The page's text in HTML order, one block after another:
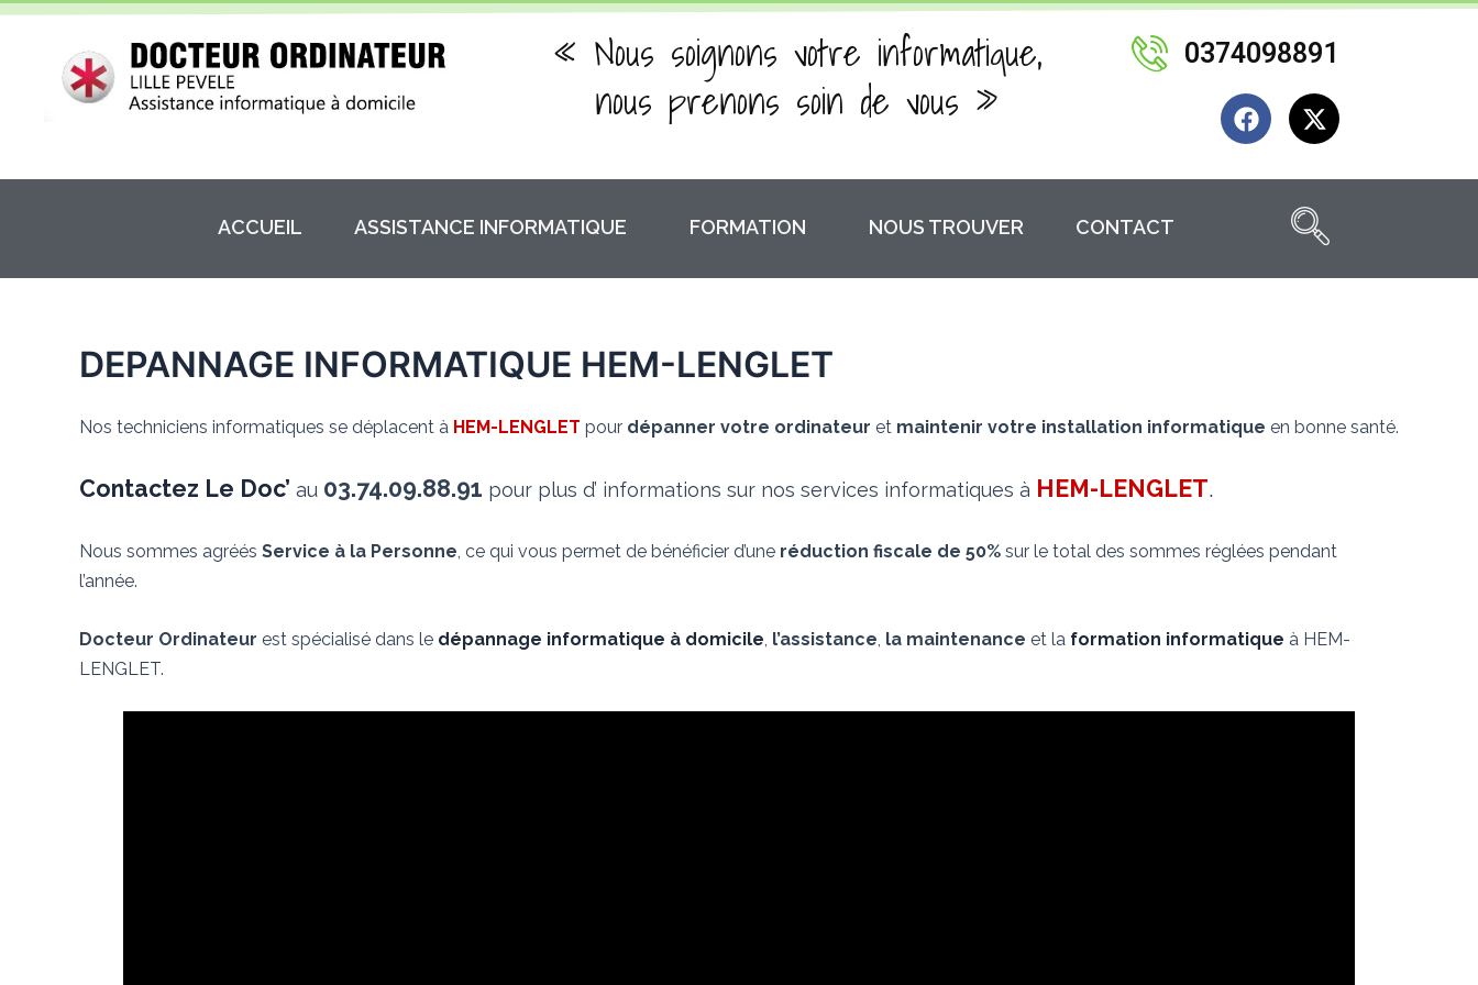
Aller
contenu
« Nous soignons votre informatique,
nous prenons soin de vous »
0374098891
F
a
e
k
X
-
w
i
t
e
ACCUEIL ASSISTANCE INFORMATIQUE FORMATION NOUS TROUVER CONTACT
DEPANNAGE INFORMATIQUE HEM-LENGLET
Nos techniciens informatiques se déplacent à HEM-LENGLET pour dépanner votre ordinateur et maintenir votre installation informatique en bonne santé.
Contactez Le Doc’ au 03.74.09.88.91 pour plus d’ informations sur nos services informatiques à HEM-LENGLET.
Nous sommes agréés Service à la Personne, ce qui vous permet de bénéficier d’une réduction fiscale de 50% sur le total des sommes réglées pendant
l’année.
Docteur Ordinateur est spécialisé dans le dépannage informatique à domicile l’assistance la maintenance et la formation informatique à HEM-
LENGLET.